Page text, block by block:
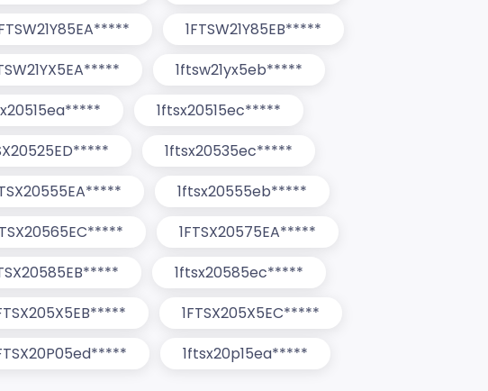
1FTSW21Y85EB*****
1ftsw21yx5eb*****
1ftsx20515ec*****
1ftsx20535ec*****
1ftsx20555eb*****
1FTSX20575EA*****
1ftsx20585ec*****
1FTSX205X5EC*****
1ftsx20p15ea*****